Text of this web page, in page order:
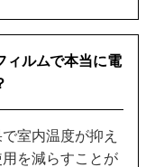
ィルムで本当に電
室内温度が抑え
を減らすことが